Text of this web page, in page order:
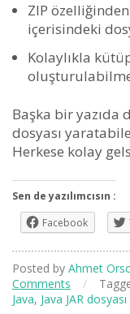
ZIP
içerisindeki
Kolaylıkla
Başka bir yazıda
dosyası
Herkese kolay
Sen de yazılımcısın :
Facebook
Posted by Ahmet
Comments
/
Java, Java JAR dosyası